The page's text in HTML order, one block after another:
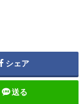
シェア
送る